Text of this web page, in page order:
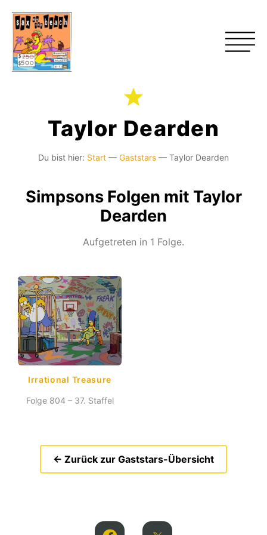
Taylor Dearden
Du bist hier: Start — Gaststars — Taylor Dearden
Simpsons Folgen mit Taylor
Dearden
Aufgetreten in 1 Folge.
Irrational Treasure
Folge 804 – 37. Staffel
← Zurück zur Gaststars-Übersicht